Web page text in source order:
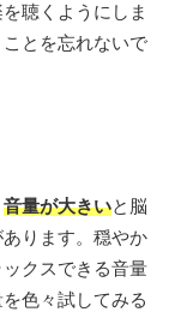
聴くようにしま
とを忘れないで
音量が大きいと脳
ります。穏やか
クスできる音量
色々試してみる